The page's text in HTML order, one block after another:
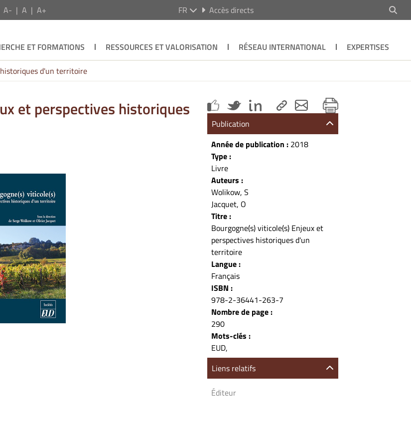
A- A A+ FR Accès directs
ET FORMATIONS RESSOURCES ET VALORISATION RÉSEAU INTERNATIONAL
EXPERTISES
historiques d'un territoire
et perspectives historiques
Publication
Année de publication : 2018
Type :
Livre
Auteurs :
Wolikow, S
Jacquet, O
Titre :
Bourgogne(s) viticole(s) Enjeux et
perspectives historiques d'un
territoire
Langue :
Français
ISBN :
978-2-36441-263-7
Nombre de page :
290
Mots-clés :
EUD,
Liens relatifs
Éditeur